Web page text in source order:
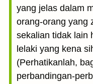
yang jelas dalam
orang-orang yang
sekalian tidak lain
lelaki yang kena
(Perhatikanlah,
perbandingan-